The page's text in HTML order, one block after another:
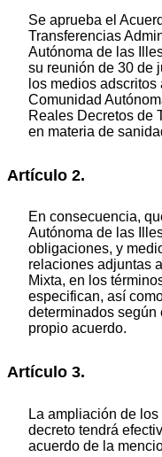
Se aprueba el
Transferencias
Autónoma de las
su reunión de 30 de
los medios
Comunidad
Reales Decretos de
en materia de
Artículo 2.
En consecuencia,
Autónoma de las
obligaciones, y
relaciones adjuntas
Mixta, en los
especifican, así
determinados según
propio acuerdo.
Artículo 3.
La ampliación de
decreto tendrá
acuerdo de la